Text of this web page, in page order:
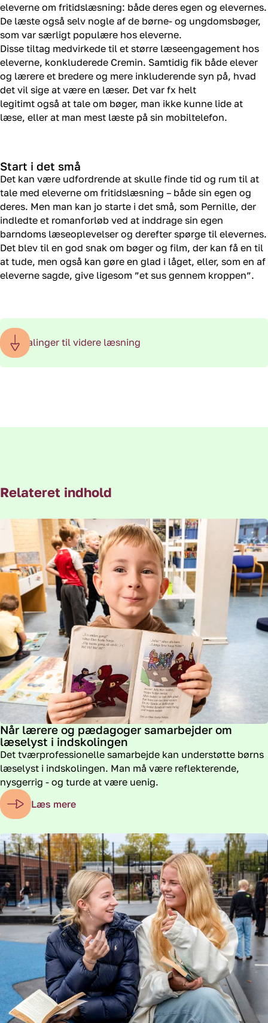
eleverne om fritidslæsning: både deres egen og elevernes.
De læste også selv nogle af de børne- og ungdomsbøger,
som var særligt populære hos eleverne.
Disse tiltag medvirkede til et større læseengagement hos
eleverne, konkluderede Cremin. Samtidig fik både elever
og lærere et bredere og mere inkluderende syn på, hvad
det vil sige at være en læser. Det var fx helt
legitimt også at tale om bøger, man ikke kunne lide at
læse, eller at man mest læste på sin mobiltelefon.
Start i det små
Det kan være udfordrende at skulle finde tid og rum til at
tale med eleverne om fritidslæsning – både sin egen og
deres. Men man kan jo starte i det små, som Pernille, der
indledte et romanforløb ved at inddrage sin egen
barndoms læseoplevelser og derefter spørge til elevernes.
Det blev til en god snak om bøger og film, der kan få en til
at tude, men også kan gøre en glad i låget, eller, som en af
eleverne sagde, give ligesom ”et sus gennem kroppen”.
Anbefalinger til videre læsning
Relateret indhold
Når lærere og pædagoger samarbejder om
læselyst i indskolingen
Det tværprofessionelle samarbejde kan understøtte børns
læselyst i indskolingen. Man må være reflekterende,
nysgerrig - og turde at være uenig.
Læs mere